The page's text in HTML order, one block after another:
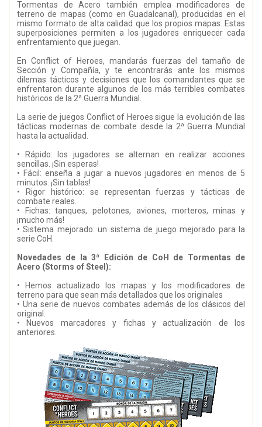
Tormentas de Acero también emplea modificadores de
terreno de mapas (como en Guadalcanal), producidas en el
mismo formato de alta calidad que los propios mapas. Estas
superposiciones permiten a los jugadores enriquecer cada
enfrentamiento que juegan.
En Conflict of Heroes, mandarás fuerzas del tamaño de
Sección y Compañía, y te encontrarás ante los mismos
dilemas tácticos y decisiones que los comandantes que se
enfrentaron durante algunos de los más terribles combates
históricos de la 2ª Guerra Mundial.
La serie de juegos Conflict of Heroes sigue la evolución de las
tácticas modernas de combate desde la 2ª Guerra Mundial
hasta la actualidad.
• Rápido: los jugadores se alternan en realizar acciones
sencillas. ¡Sin esperas!
• Fácil: enseña a jugar a nuevos jugadores en menos de 5
minutos. ¡Sin tablas!
• Rigor histórico: se representan fuerzas y tácticas de
combate reales.
• Fichas: tanques, pelotones, aviones, morteros, minas y
¡mucho más!
• Sistema mejorado: un sistema de juego mejorado para la
serie CoH.
Novedades de la 3ª Edición de CoH de Tormentas de
Acero (Storms of Steel):
• Hemos actualizado los mapas y los modificadores de
terreno para que sean más detallados que los originales
• Una serie de nuevos combates además de los clásicos del
original.
• Nuevos marcadores y fichas y actualización de los
anteriores.